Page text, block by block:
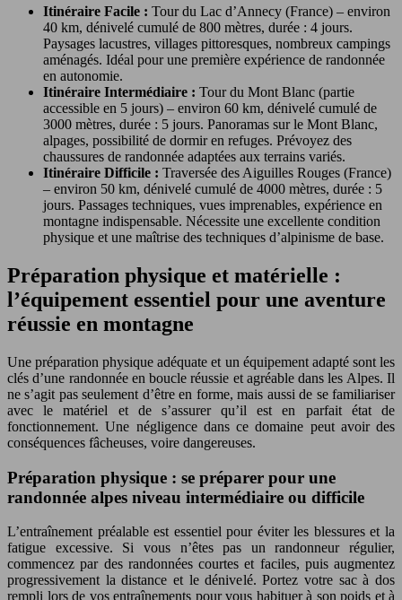
Itinéraire Facile : Tour du Lac d’Annecy (France) – environ
40 km, dénivelé cumulé de 800 mètres, durée : 4 jours.
Paysages lacustres, villages pittoresques, nombreux campings
aménagés. Idéal pour une première expérience de randonnée
en autonomie.
Itinéraire Intermédiaire : Tour du Mont Blanc (partie
accessible en 5 jours) – environ 60 km, dénivelé cumulé de
3000 mètres, durée : 5 jours. Panoramas sur le Mont Blanc,
alpages, possibilité de dormir en refuges. Prévoyez des
chaussures de randonnée adaptées aux terrains variés.
Itinéraire Difficile : Traversée des Aiguilles Rouges (France)
– environ 50 km, dénivelé cumulé de 4000 mètres, durée : 5
jours. Passages techniques, vues imprenables, expérience en
montagne indispensable. Nécessite une excellente condition
physique et une maîtrise des techniques d’alpinisme de base.
Préparation physique et matérielle :
l’équipement essentiel pour une aventure
réussie en montagne
Une préparation physique adéquate et un équipement adapté sont les
clés d’une randonnée en boucle réussie et agréable dans les Alpes. Il
ne s’agit pas seulement d’être en forme, mais aussi de se familiariser
avec le matériel et de s’assurer qu’il est en parfait état de
fonctionnement. Une négligence dans ce domaine peut avoir des
conséquences fâcheuses, voire dangereuses.
Préparation physique : se préparer pour une
randonnée alpes niveau intermédiaire ou difficile
L’entraînement préalable est essentiel pour éviter les blessures et la
fatigue excessive. Si vous n’êtes pas un randonneur régulier,
commencez par des randonnées courtes et faciles, puis augmentez
progressivement la distance et le dénivelé. Portez votre sac à dos
rempli lors de vos entraînements pour vous habituer à son poids et à